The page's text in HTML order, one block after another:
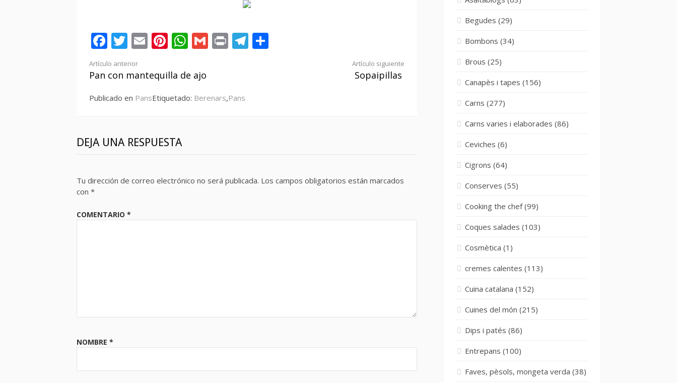
Facebook
Twitter
EmailPinterest
WhatsApp
GmailPrintTelegram
Seguir
Artículo anterior
Pan con mantequilla de ajo
Artículo siguiente
Sopaipillas
Publicado en PansEtiquetado: Berenars,Pans
DEJA UNA RESPUESTA
Tu dirección de correo electrónico no será publicada. Los campos obligatorios están marcados
con *
COMENTARIO *
NOMBRE *
Begudes (29)
Bombons (34)
Brous (25)
Canapès i tapes (156)
Carns (277)
Carns varies i elaborades (86)
Ceviches (6)
Cigrons (64)
Conserves (55)
Cooking the chef(99)
Coques salades (103)
Cosmètica (1)
cremes calentes (113)
Cuina catalana (152)
Cuines del món (215)
Dips i patés (86)
Entrepans (100)
Faves, pèsols, mongeta verda (38)